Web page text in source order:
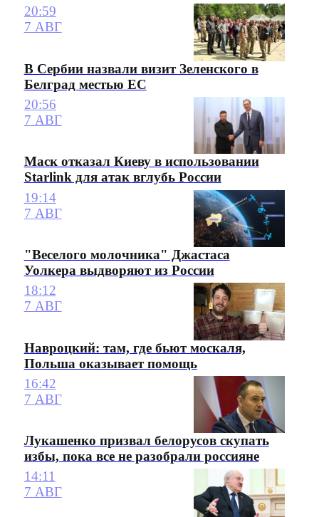
20:59
7 АВГ
В Сербии назвали визит Зеленского в
Белград местью ЕС
20:56
7 АВГ
Маск отказал Киеву в использовании
Starlink для атак вглубь России
19:14
7 АВГ
"Веселого молочника" Джастаса
Уолкера выдворяют из России
18:12
7 АВГ
Навроцкий: там, где бьют москаля,
Польша оказывает помощь
16:42
7 АВГ
Лукашенко призвал белорусов скупать
избы, пока все не разобрали россияне
14:11
7 АВГ